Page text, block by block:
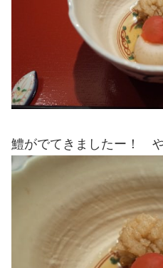
鱧がでてきましたー！ や